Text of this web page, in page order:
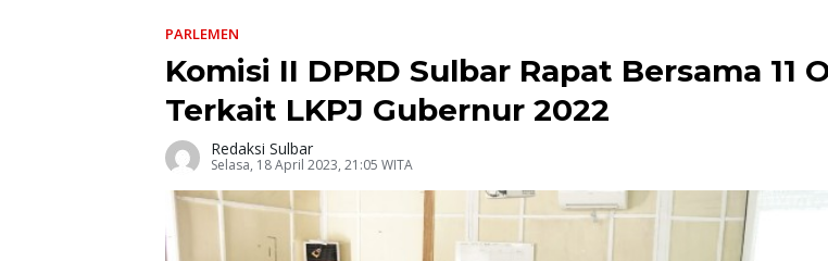
PARLEMEN
Komisi II DPRD Sulbar Rapat Bersama 11
Terkait LKPJ Gubernur 2022
Redaksi Sulbar
Selasa, 18 April 2023, 21:05 WITA